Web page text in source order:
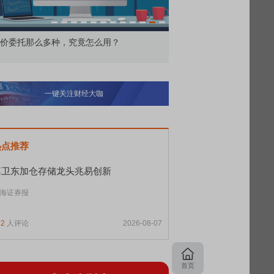
委托那么多种，究竟怎么用？
一键关注财经大咖
推荐
东加仓存储龙头兆易创新
证券报
人评论 2026-08-07
首页